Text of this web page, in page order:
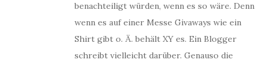
benachteiligt würden, wenn es so wäre. Denn
wenn es auf einer Messe Givaways wie ein
Shirt gibt o. Ä. behält XY es. Ein Blogger
schreibt vielleicht darüber. Genauso die